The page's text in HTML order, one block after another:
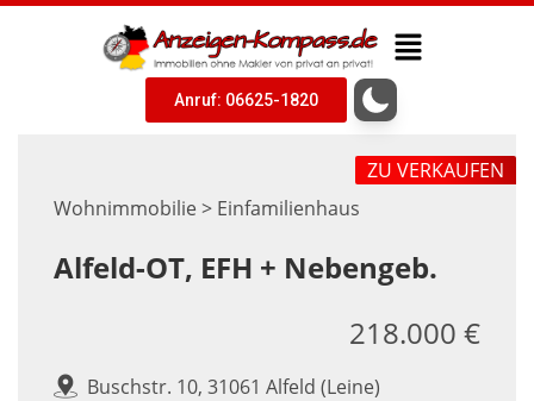
Anruf: 06625-1820
Wohnimmobilie > Einfamilienhaus
ZU VERKAUFEN
Alfeld-OT, EFH + Nebengeb.
Buschstr. 10, 31061 Alfeld (Leine)
218.000 €